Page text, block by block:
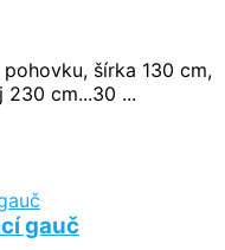
šírka 130 cm,
cm...30 ...
gauč